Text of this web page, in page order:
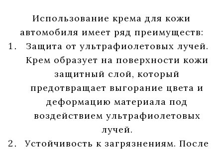
Использование крема для кожи
автомобиля имеет ряд преимуществ:
Защита от ультрафиолетовых лучей.
Крем образует на поверхности кожи
защитный слой, который
предотвращает выгорание цвета и
деформацию материала под
воздействием ультрафиолетовых
лучей.
Устойчивость к загрязнениям. После